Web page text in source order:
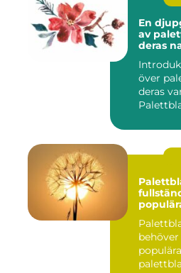
En
av
deras
över
deras
populära växt